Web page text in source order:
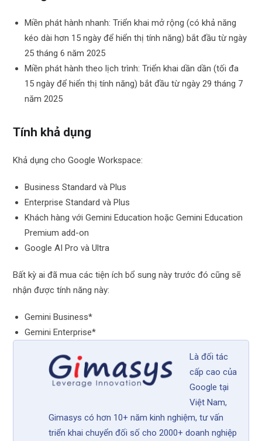
Miền phát hành nhanh: Triển khai mở rộng (có khả năng
kéo dài hơn 15 ngày để hiển thị tính năng) bắt đầu từ ngày
25 tháng 6 năm 2025
Miền phát hành theo lịch trình: Triển khai dần dần (tối đa
15 ngày để hiển thị tính năng) bắt đầu từ ngày 29 tháng 7
năm 2025
Tính khả dụng
Khả dụng cho Google Workspace:
Business Standard và Plus
Enterprise Standard và Plus
Khách hàng với Gemini Education hoặc Gemini Education
Premium add-on
Google AI Pro và Ultra
Bất kỳ ai đã mua các tiện ích bổ sung này trước đó cũng sẽ
nhận được tính năng này:
Gemini Business*
Gemini Enterprise*
Là đối tác
cấp cao của
Google tại
Việt Nam,
Gimasys có hơn 10+ năm kinh nghiệm, tư vấn
triển khai chuyển đối số cho 2000+ doanh nghiệp